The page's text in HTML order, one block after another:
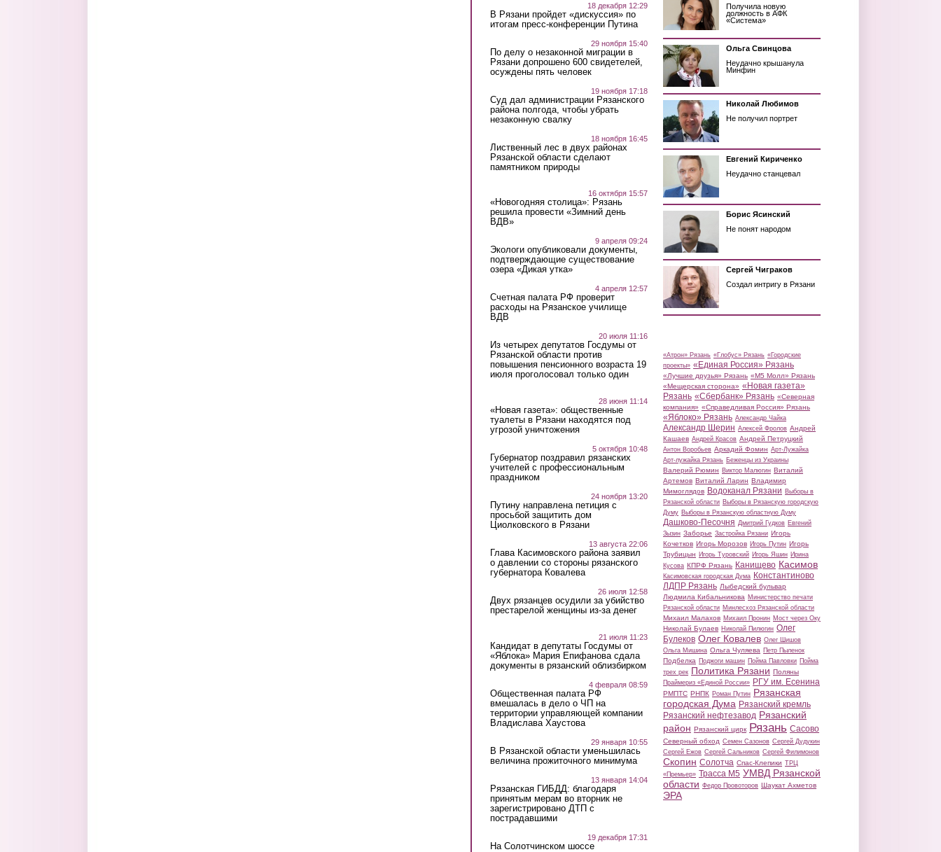
18 декабря 12:29
В Рязани пройдет «дискуссия» по
итогам пресс-конференции Путина
29 ноября 15:40
По делу о незаконной миграции в
Рязани допрошено 600 свидетелей,
осуждены пять человек
19 ноября 17:18
Суд дал администрации Рязанского
района полгода, чтобы убрать
незаконную свалку
18 ноября 16:45
Лиственный лес в двух районах
Рязанской области сделают
памятником природы
16 октября 15:57
«Новогодняя столица»: Рязань
решила провести «Зимний день
ВДВ»
9 апреля 09:24
Экологи опубликовали документы,
подтверждающие существование
озера «Дикая утка»
4 апреля 12:57
Счетная палата РФ проверит
расходы на Рязанское училище
ВДВ
20 июля 11:16
Из четырех депутатов Госдумы от
Рязанской области против
повышения пенсионного возраста 19
июля проголосовал только один
28 июня 11:14
«Новая газета»: общественные
туалеты в Рязани находятся под
угрозой уничтожения
5 октября 10:48
Губернатор поздравил рязанских
учителей с профессиональным
праздником
24 ноября 13:20
Путину направлена петиция с
просьбой защитить дом
Циолковского в Рязани
13 августа 22:06
Глава Касимовского района заявил
о давлении со стороны рязанского
губернатора Ковалева
26 июля 12:58
Двух рязанцев осудили за убийство
престарелой женщины из-за денег
21 июля 11:23
Кандидат в депутаты Госдумы от
«Яблока» Мария Епифанова сдала
документы в рязанский облизбирком
4 февраля 08:59
Общественная палата РФ
вмешалась в дело о ЧП на
территории управляющей компании
Владислава Хаустова
29 января 10:55
В Рязанской области уменьшилась
величина прожиточного минимума
13 января 14:04
Рязанская ГИБДД: благодаря
принятым мерам во вторник не
зарегистрировано ДТП с
пострадавшими
19 декабря 17:31
На Солотчинском шоссе
Получила новую
должность в АФК
«Система»
Ольга Свинцова
Неудачно крышанула
Минфин
Николай Любимов
Не получил портрет
Евгений Кириченко
Неудачно станцевал
Борис Ясинский
Не понят народом
Сергей Чиграков
Создал интригу в Рязани
«Атрон» Рязань «Глобус» Рязань «Городские
проекты» «Единая Россия» Рязань
«Лучшие друзья» Рязань «М5 Молл» Рязань
«Мещерская сторона» «Новая газета»
Рязань «Сбербанк» Рязань «Северная
компания» «Справедливая Россия» Рязань
«Яблоко» Рязань Александр Чайка
Александр Шерин Алексей Фролов Андрей
Кашаев Андрей Красов Андрей Петруцкий
Антон Воробьев Аркадий Фомин Арт-Лужайка
Арт-лужайка Рязань Беженцы из Украины
Валерий Рюмин Виктор Малюгин Виталий
Артемов Виталий Ларин Владимир
Мимоглядов Водоканал Рязани Выборы в
Рязанской области Выборы в Рязанскую городскую
Думу Выборы в Рязанскую областную Думу
Дашково-Песочня Дмитрий Гудков Евгений
Зызин Заборье Застройка Рязани Игорь
Кочетков Игорь Морозов Игорь Путин Игорь
Трубицын Игорь Туровский Игорь Яшин Ирина
Кусова КПРФ Рязань Канищево Касимов
Касимовская городская Дума Константиново
ЛДПР Рязань Лыбедский бульвар
Людмила Кибальникова Министерство печати
Рязанской области Минлесхоз Рязанской области
Михаил Малахов Михаил Пронин Мост через Оку
Николай Булаев Николай Пилюгин Олег
Булеков Олег Ковалев Олег Шишов
Ольга Мишина Ольга Чуляева Петр Пыленок
Подбелка Поджоги машин Пойма Павловки Пойма
трех рек Политика Рязани Поляны
Праймериз «Единой России» РГУ им. Есенина
РМПТС РНПК Роман Путин Рязанская
городская Дума Рязанский кремль
Рязанский нефтезавод Рязанский
район Рязанский цирк Рязань Сасово
Северный обход Семен Сазонов Сергей Дудукин
Сергей Ежов Сергей Сальников Сергей Филимонов
Скопин Солотча Спас-Клепики ТРЦ
«Премьер» Трасса М5 УМВД Рязанской
области Федор Провоторов Шаукат Ахметов
ЭРА